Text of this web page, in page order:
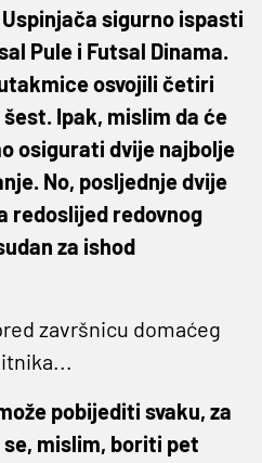
sigurno ispasti
Pule i Futsal Dinama.
osvojili četiri
Ipak, mislim da će
osigurati dvije najbolje
No, posljednje dvije
redoslijed redovnog
za ishod
završnicu domaćeg
pobijediti svaku, za
mislim, boriti pet